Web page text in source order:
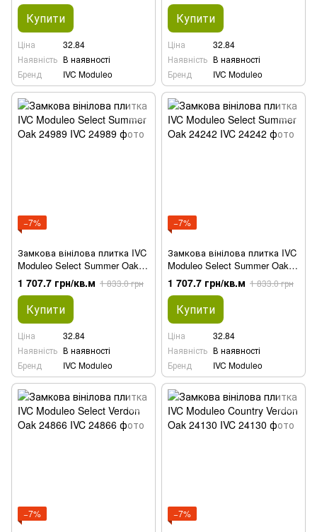
Купити
Ціна
32.84
Наявність В наявності
Бренд
IVC Moduleo
Купити
Ціна
32.84
Наявність В наявності
Бренд
IVC Moduleo
−7%
Замкова вінілова плитка IVC
Moduleo Select Summer Oak
24989
1 707.7 грн/кв.м 1 833.0 грн
Купити
Ціна
32.84
Наявність В наявності
Бренд
IVC Moduleo
−7%
Замкова вінілова плитка IVC
Moduleo Select Summer Oak
24242
1 707.7 грн/кв.м 1 833.0 грн
Купити
Ціна
32.84
Наявність В наявності
Бренд
IVC Moduleo
−7% −7%